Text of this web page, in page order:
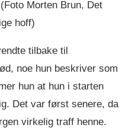
Morten Brun, Det
hoff)
tilbake til
noe hun beskriver som
hun at hun i starten
Det var først senere, da
virkelig traff henne.